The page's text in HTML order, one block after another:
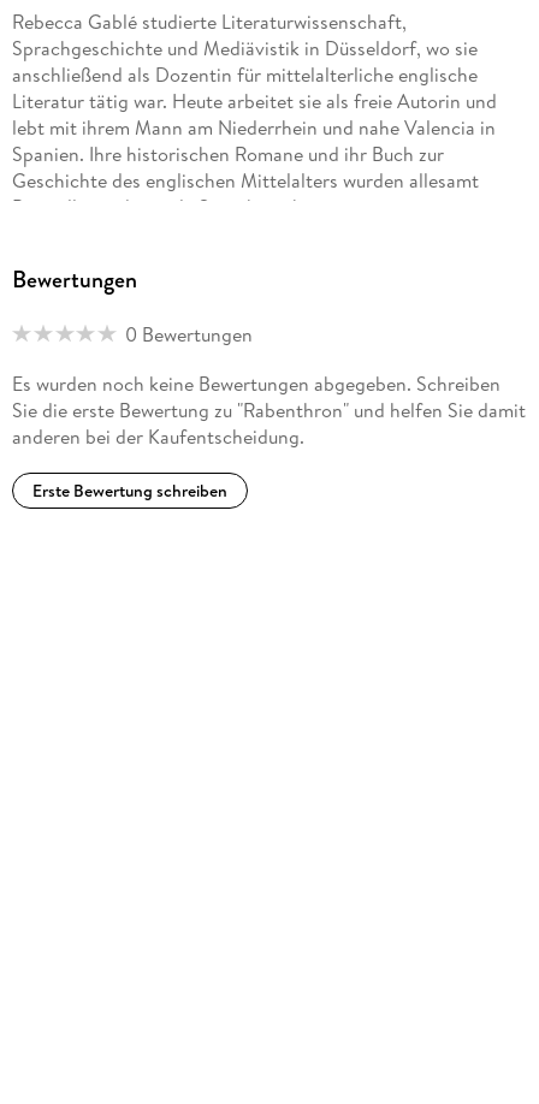
Rebecca Gablé studierte Literaturwissenschaft,
Sprachgeschichte und Mediävistik in Düsseldorf, wo sie
anschließend als Dozentin für mittelalterliche englische
Literatur tätig war. Heute arbeitet sie als freie Autorin und
lebt mit ihrem Mann am Niederrhein und nahe Valencia in
Spanien. Ihre historischen Romane und ihr Buch zur
Geschichte des englischen Mittelalters wurden allesamt
Bestseller und in viele Sprachen übersetzt.
Bewertungen
0 Bewertungen
Es wurden noch keine Bewertungen abgegeben. Schreiben
Sie die erste Bewertung zu "Rabenthron" und helfen Sie damit
anderen bei der Kaufentscheidung.
Erste Bewertung schreiben